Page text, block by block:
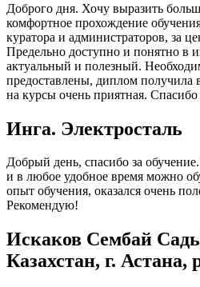
Доброго дня. Хочу выразить
комфортное прохождение
куратора и администраторов, за
Предельно доступно и понятно в
актуальный и полезный.
предоставлены, диплом получила
на курсы очень приятная.
Инга. Электросталь
Добрый день, спасибо за
и в любое удобное время можно
опыт обучения, оказался очень
Рекомендую!
Искаков Сембай
Казахстан, г.